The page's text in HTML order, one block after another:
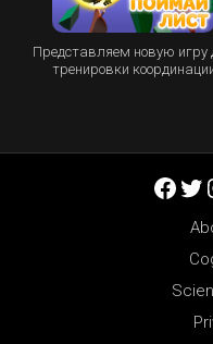
Представляем новую игру
тренировки